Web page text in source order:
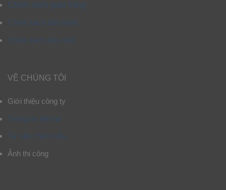
Chính sách giao hàng
Chính sách bảo hành
Chính sách bảo mật
VỀ CHÚNG TÔI
Giới thiệu công ty
Thông tin liên hệ
Tư vấn chọn mẫu
Ảnh thi công